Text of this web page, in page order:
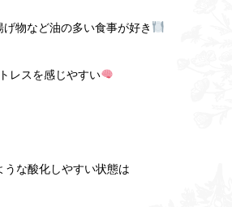
げ物など油の多い食事が好き
レスを感じやすい
うな酸化しやすい状態は